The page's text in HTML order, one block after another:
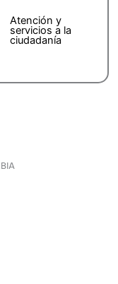
Atención y
servicios a la
ciudadanía